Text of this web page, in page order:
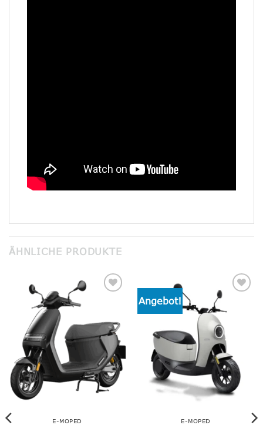
ÄHNLICHE PRODUKTE
E-MOPED
Angebot!
E-MOPED